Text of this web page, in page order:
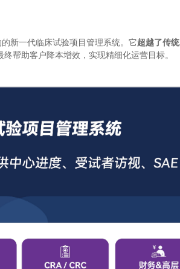
新一代临床试验项目管理系统。它超越了传
终帮助客户降本增效，实现精细化运营目标。